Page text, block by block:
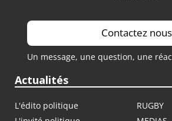
Contactez nous
Un message, une question, une
Actualités
L'édito politique
RUGBY